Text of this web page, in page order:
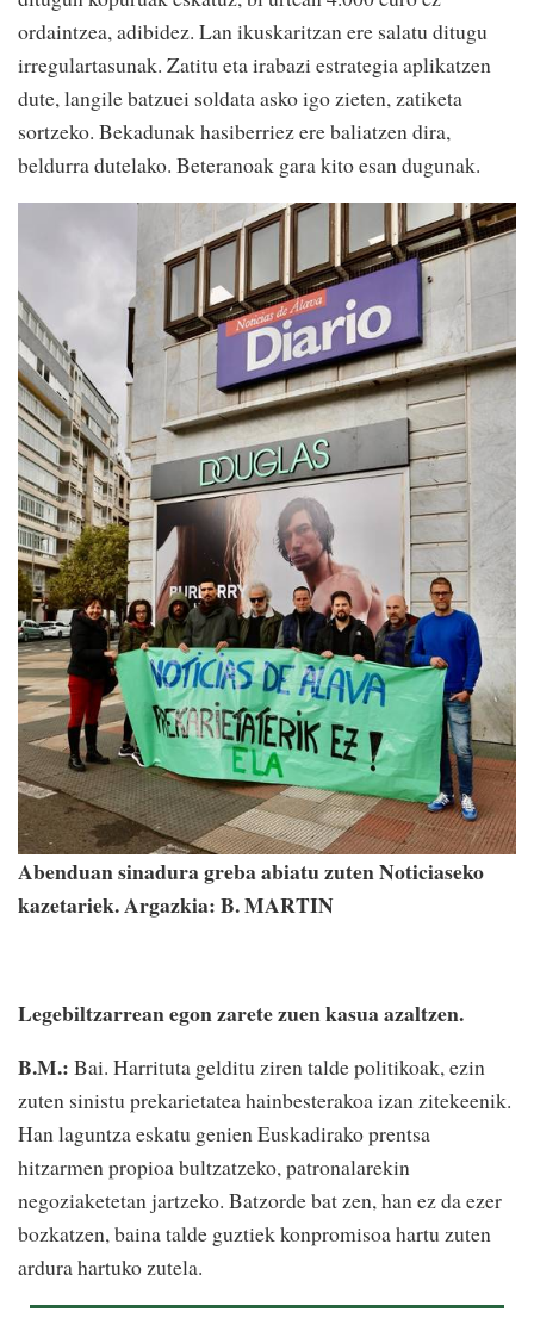
ordaintzea, adibidez. Lan ikuskaritzan ere salatu ditugu
irregulartasunak. Zatitu eta irabazi estrategia aplikatzen
dute, langile batzuei soldata asko igo zieten, zatiketa
sortzeko. Bekadunak hasiberriez ere baliatzen dira,
beldurra dutelako. Beteranoak gara kito esan dugunak.
Abenduan sinadura greba abiatu zuten Noticiaseko
kazetariek. Argazkia: B. MARTIN
Legebiltzarrean egon zarete zuen kasua azaltzen.
B.M.: Bai. Harrituta gelditu ziren talde politikoak, ezin
zuten sinistu prekarietatea hainbesterakoa izan zitekeenik.
Han laguntza eskatu genien Euskadirako prentsa
hitzarmen propioa bultzatzeko, patronalarekin
negoziaketetan jartzeko. Batzorde bat zen, han ez da ezer
bozkatzen, baina talde guztiek konpromisoa hartu zuten
ardura hartuko zutela.